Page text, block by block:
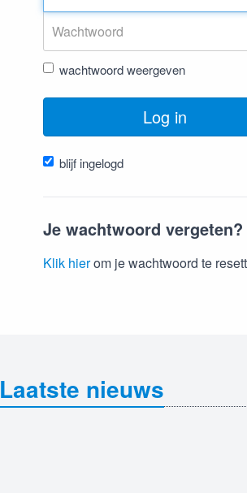
wachtwoord weergeven
Log in
blijf ingelogd
Je wachtwoord vergeten?
Klik hierom je wachtwoord te
Laatste nieuws